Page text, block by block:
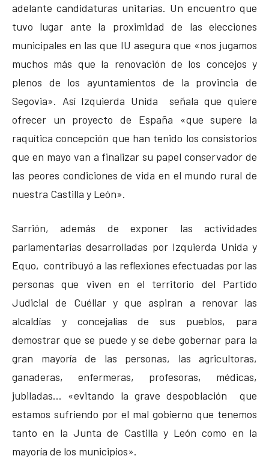
adelante candidaturas unitarias. Un encuentro que
tuvo lugar ante la proximidad de las elecciones
municipales en las que IU asegura que «nos jugamos
muchos más que la renovación de los concejos y
plenos de los ayuntamientos de la provincia de
Segovia». Así Izquierda Unida señala que quiere
ofrecer un proyecto de España «que supere la
raquítica concepción que han tenido los consistorios
que en mayo van a finalizar su papel conservador de
las peores condiciones de vida en el mundo rural de
nuestra Castilla y León».
Sarrión, además de exponer las actividades
parlamentarias desarrolladas por Izquierda Unida y
Equo, contribuyó a las reflexiones efectuadas por las
personas que viven en el territorio del Partido
Judicial de Cuéllar y que aspiran a renovar las
alcaldías y concejalías de sus pueblos, para
demostrar que se puede y se debe gobernar para la
gran mayoría de las personas, las agricultoras,
ganaderas, enfermeras, profesoras, médicas,
jubiladas… «evitando la grave despoblación que
estamos sufriendo por el mal gobierno que tenemos
tanto en la Junta de Castilla y León como en la
mayoría de los municipios».